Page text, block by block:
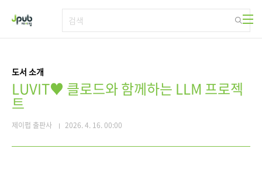
도서 소개
LUVIT♥ 클로드와 함께하는 LLM 프로젝
트
제이펍 출판사 2026. 4. 16. 00:00